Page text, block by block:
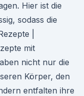
Hier ist die
sodass die
|
mit
nicht nur die
Körper, den
entfalten ihre